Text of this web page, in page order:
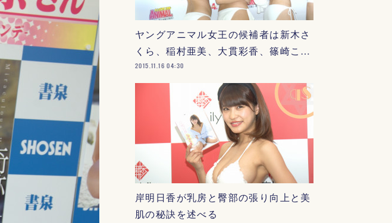
ヤングアニマル女王の候補者は新木さ
くら、稲村亜美、大貫彩香、篠崎こ…
2015.11.16 04:30
岸明日香が乳房と臀部の張り向上と美
肌の秘訣を述べる